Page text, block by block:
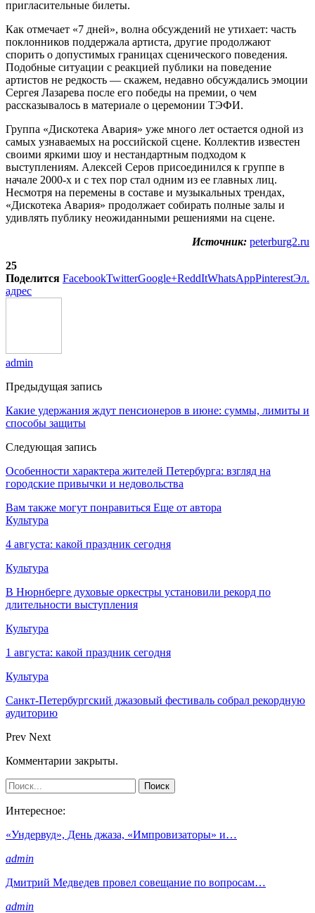
пригласительные билеты.
Как отмечает «7 дней», волна обсуждений не утихает: часть
поклонников поддержала артиста, другие продолжают
спорить о допустимых границах сценического поведения.
Подобные ситуации с реакцией публики на поведение
артистов не редкость — скажем, недавно обсуждались эмоции
Сергея Лазарева после его победы на премии, о чем
рассказывалось в материале о церемонии ТЭФИ.
Группа «Дискотека Авария» уже много лет остается одной из
самых узнаваемых на российской сцене. Коллектив известен
своими яркими шоу и нестандартным подходом к
выступлениям. Алексей Серов присоединился к группе в
начале 2000-х и с тех пор стал одним из ее главных лиц.
Несмотря на перемены в составе и музыкальных трендах,
«Дискотека Авария» продолжает собирать полные залы и
удивлять публику неожиданными решениями на сцене.
Источник: peterburg2.ru
25
Поделится FacebookTwitterGoogle+ReddItWhatsAppPinterestЭл.
адрес
admin
Предыдущая запись
Какие удержания ждут пенсионеров в июне: суммы, лимиты и
способы защиты
Следующая запись
Особенности характера жителей Петербурга: взгляд на
городские привычки и недовольства
Вам также могут понравиться Еще от автора
Культура
4 августа: какой праздник сегодня
Культура
В Нюрнберге духовые оркестры установили рекорд по
длительности выступления
Культура
1 августа: какой праздник сегодня
Культура
Санкт-Петербургский джазовый фестиваль собрал рекордную
аудиторию
Prev Next
Комментарии закрыты.
Интересное:
«Ундервуд», День джаза, «Импровизаторы» и…
admin
Дмитрий Медведев провел совещание по вопросам…
admin